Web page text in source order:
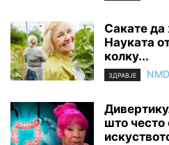
Сакате да
Науката
колку...
ЗДРАВЈЕ NMD
што често